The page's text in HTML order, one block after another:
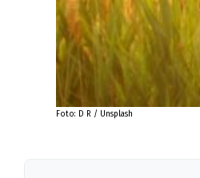
Foto: D R / Unsplash